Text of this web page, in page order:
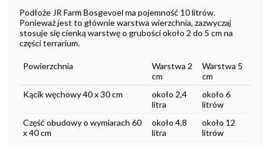
Podłoże JR Farm Bosgevoel ma pojemność 10 litrów.
Ponieważ jest to głównie warstwa wierzchnia, zazwyczaj
stosuje się cienką warstwę o grubości około 2 do 5 cm na
części terrarium.
Powierzchnia
Warstwa 2
cm
Warstwa 5
cm
Kącik węchowy 40 x 30 cm
około 2,4
litra
około 6
litrów
Część obudowy o wymiarach 60
x 40 cm
około 4,8
litra
około 12
litrów